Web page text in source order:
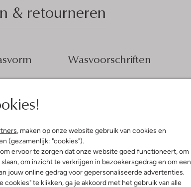
, maken op onze website gebruik van cookies en
(gezamenlijk: "cookies").
ervoor te zorgen dat onze website goed functioneert, om
om inzicht te verkrijgen in bezoekersgedrag en om een
jouw online gedrag voor gepersonaliseerde advertenties.
cookies" te klikken, ga je akkoord met het gebruik van alle
& retourneren
Wasvoorschriften
Gewone chemische reiniging